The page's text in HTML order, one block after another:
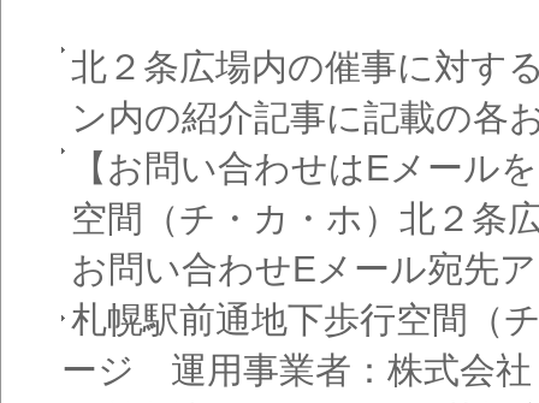
北２条広場内の催事に対す
ン内の紹介記事に記載の各
【お問い合わせはEメール
空間（チ・カ・ホ）北２条
お問い合わせEメール宛先
札幌駅前通地下歩行空間（
ージ 運用事業者：株式会